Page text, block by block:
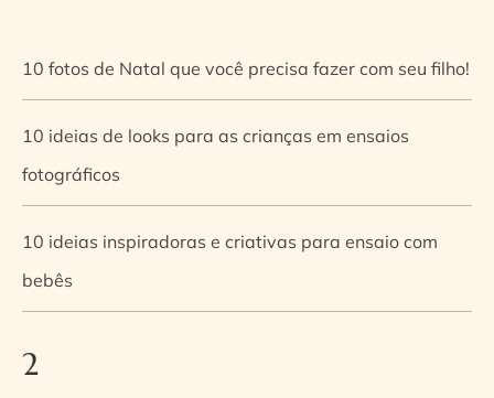
10 fotos de Natal que você precisa fazer com seu filho!
10 ideias de looks para as crianças em ensaios
fotográficos
10 ideias inspiradoras e criativas para ensaio com
bebês
2